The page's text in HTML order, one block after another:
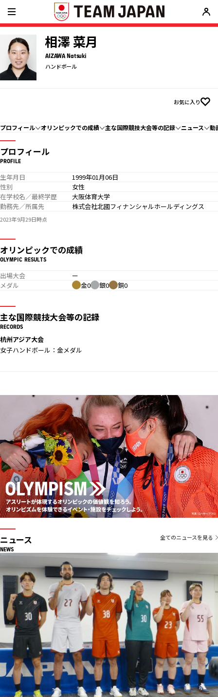
相澤 菜月
AIZAWA Natsuki
ハンドボール
お気に入り
プロフィール オリンピックでの成績 主な国際競技大会等の記録 ニュース 動
プロフィール
PROFILE
生年月日
1999年01月06日
性別
女性
在学校名／最終学歴
大阪体育大学
勤務先／所属先
株式会社北國フィナンシャルホールディングス
2023年9月29日時点
オリンピックでの成績
OLYMPIC RESULTS
出場大会
ー
メダル
金0 銀0 銅0
主な国際競技大会等の記録
RECORDS
杭州アジア大会
女子ハンドボール：金メダル
ニュース
NEWS
全てのニュースを見る